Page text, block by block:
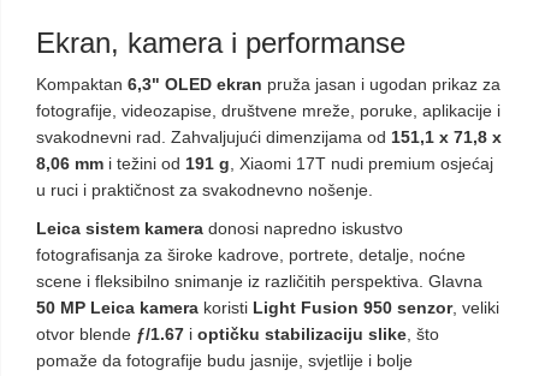
Ekran, kamera i performanse
Kompaktan 6,3" OLED ekran pruža jasan i ugodan prikaz za
fotografije, videozapise, društvene mreže, poruke, aplikacije i
svakodnevni rad. Zahvaljujući dimenzijama od 151,1 x 71,8 x
8,06 mm i težini od 191 g , Xiaomi 17T nudi premium osjećaj
u ruci i praktičnost za svakodnevno nošenje.
Leica sistem kamera donosi napredno iskustvo
fotografisanja za široke kadrove, portrete, detalje, noćne
scene i fleksibilno snimanje iz različitih perspektiva. Glavna
50 MP Leica kamera koristi Light Fusion 950 senzor, veliki
otvor blende ƒ/1.67 i optičku stabilizaciju slike , što
pomaže da fotografije budu jasnije, svjetlije i bolje